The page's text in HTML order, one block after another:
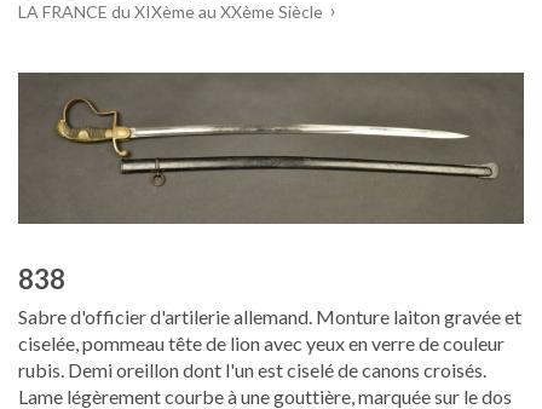
LA FRANCE du XIXème au XXème Siècle
838
Sabre d'officier d'artilerie allemand. Monture laiton gravée et
ciselée, pommeau tête de lion avec yeux en verre de couleur
rubis. Demi oreillon dont l'un est ciselé de canons croisés.
Lame légèrement courbe à une gouttière, marquée sur le dos